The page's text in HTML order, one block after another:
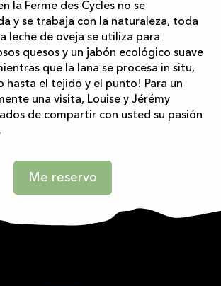
la Ferme des Cycles no se
y se trabaja con la naturaleza, toda
leche de oveja se utiliza para
quesos y un jabón ecológico suave
que la lana se procesa in situ,
hasta el tejido y el punto! Para un
una visita, Louise y Jérémy
de compartir con usted su pasión
Me reservo